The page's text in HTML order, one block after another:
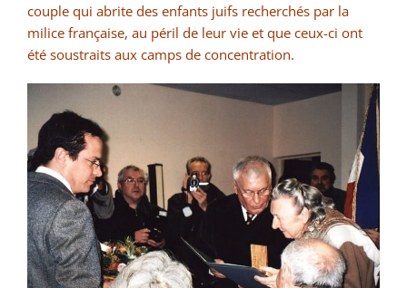
couple qui abrite des enfants juifs recherchés par la
milice française, au péril de leur vie et que ceux-ci ont
été soustraits aux camps de concentration.